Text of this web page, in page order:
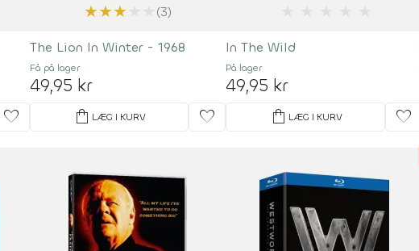
favorite
★★★ (3)
The Lion In Winter - 1968
Få på lager
49,95 kr
shopping_bag LÆG I KURV favorite
In The Wild
På lager
49,95 kr
shopping_bag LÆG I KURV favorite